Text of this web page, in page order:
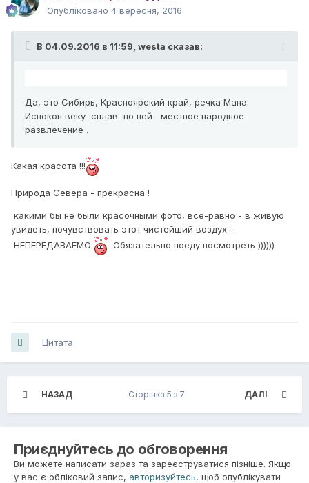
Опубліковано 4 вересня, 2016
В 04.09.2016 в 11:59, westa сказав:
Да, это Сибирь, Красноярский край, речка Мана.
Испокон веку сплав по ней местное народное
развлечение .
Какая красота !!!
Природа Севера - прекрасна !
какими бы не были красочными фото, всё-равно - в живую
увидеть, почувствовать этот чистейший воздух -
НЕПЕРЕДАВАЕМО
Обязательно поеду посмотреть ))))))
Цитата
НАЗАД ДАЛІ
Сторінка 5 з 7
Приєднуйтесь до обговорення
Ви можете написати зараз та зареєструватися пізніше. Якщо
у вас є обліковий запис, авторизуйтесь, щоб опублікувати